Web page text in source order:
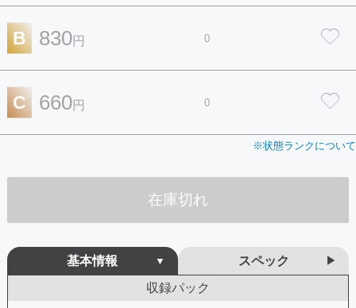
B 830円 0
C 660円 0
※状態ランクについて
在庫切れ
基本情報
スペック
収録パック